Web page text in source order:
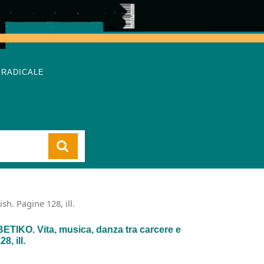
Pagine 128, ill.
Vita, musica, danza tra carcere e
ill.